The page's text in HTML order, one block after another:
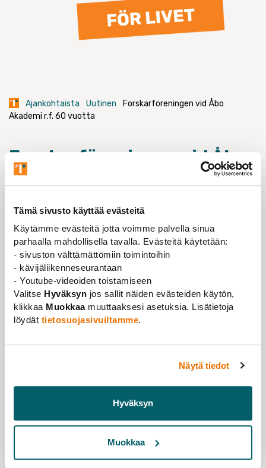
Tämä sivusto käyttää evästeitä
Käytämme evästeitä jotta voimme palvella sinua
parhaalla mahdollisella tavalla. Evästeitä käytetään:
- sivuston välttämättömiin toimintoihin
- kävijäliikenneseurantaan
- Youtube-videoiden toistamiseen
Valitse Hyväksyn jos sallit näiden evästeiden käytön,
klikkaa Muokkaamuuttaaksesi asetuksia. Lisätietoja
löydät tietosuojasivuiltamme.
Näytä tiedot
Hyväksyn
Muokkaa
Ajankohtaista Uutinen
Forskarföreningen vid Åbo
Akademi r.f. 60 vuotta
Forskarföreningen vid Åbo
Akademi r.f. 60 vuotta
03.12.2021
60 vuotta sitten, 25.10.1961, Åbo Akademiin
perustettiin Assistent – och lärarföreningen vid
Åbo Akademi, joka tunnetaan nykyään nimellä
Forskarföreningen vid Åbo Akademi r.f.
Yhdistys aloitti jo ensimmäisen vuoden aikana
vaikuttamistyön yliopiston assistenttien
työskennellyt ahkerasti ja aktiivisesti jäsentensä
yhteisten etujen, sosioekonomisten tavoitteiden,
vaikuttamismahdollisuuksien eteen yliopiston,
koulutuksen ja tutkimuksen johtamiseen niin Åbo
Akademissa kuin valtakunnallisesti ja kansainvälisesti.
Akademin suurin paikallisliitto.